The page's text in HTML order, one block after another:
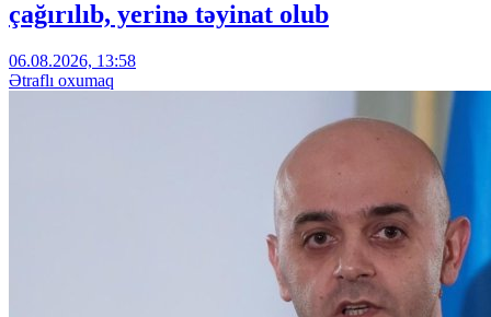
çağırılıb, yerinə təyinat olub
06.08.2026, 13:58
Ətraflı oxumaq